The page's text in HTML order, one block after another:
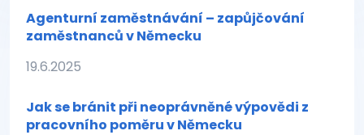
Agenturní zaměstnávání – zapůjčování
zaměstnanců v Německu
19.6.2025
Jak se bránit při neoprávněné výpovědi z
pracovního poměru v Německu